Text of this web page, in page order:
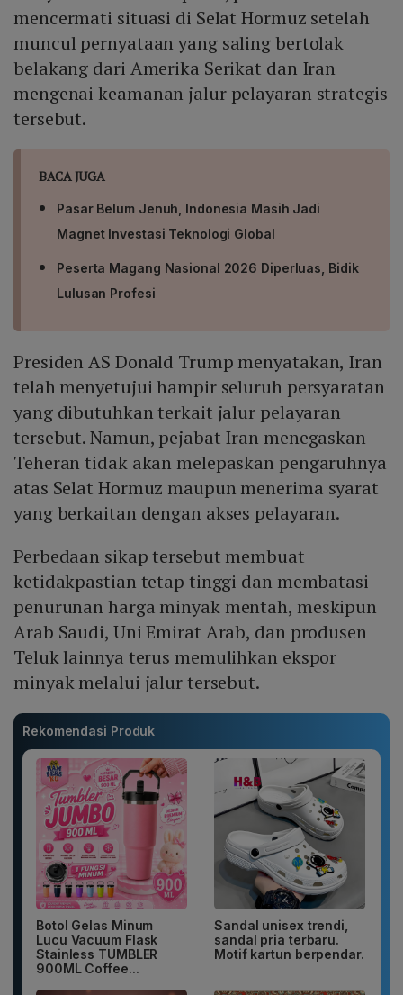
mencermati situasi di Selat Hormuz setelah
muncul pernyataan yang saling bertolak
belakang dari Amerika Serikat dan Iran
mengenai keamanan jalur pelayaran strategis
tersebut.
BACA JUGA
Pasar Belum Jenuh, Indonesia Masih Jadi
Magnet Investasi Teknologi Global
Peserta Magang Nasional 2026 Diperluas, Bidik
Lulusan Profesi
Presiden AS Donald Trump menyatakan, Iran
telah menyetujui hampir seluruh persyaratan
yang dibutuhkan terkait jalur pelayaran
tersebut. Namun, pejabat Iran menegaskan
Teheran tidak akan melepaskan pengaruhnya
atas Selat Hormuz maupun menerima syarat
yang berkaitan dengan akses pelayaran.
Perbedaan sikap tersebut membuat
ketidakpastian tetap tinggi dan membatasi
penurunan harga minyak mentah, meskipun
Arab Saudi, Uni Emirat Arab, dan produsen
Teluk lainnya terus memulihkan ekspor
minyak melalui jalur tersebut.
Rekomendasi Produk
Botol Gelas Minum
Lucu Vacuum Flask
Stainless TUMBLER
900ML Coffee...
Sandal unisex trendi,
sandal pria terbaru.
Motif kartun berpendar.